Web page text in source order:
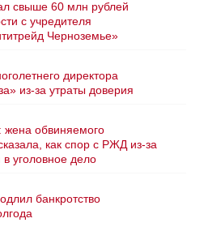
свыше 60 млн рублей
с учредителя
Черноземье»
директора
из-за утраты доверия
жена обвиняемого
как спор с РЖД из-за
уголовное дело
банкротство